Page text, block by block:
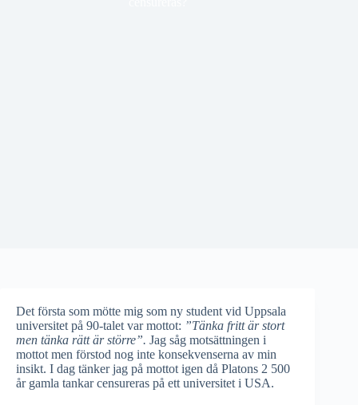
Det första som mötte mig som ny student vid Uppsala
universitet på 90-talet var mottot: ”Tänka fritt är stort
men tänka rätt är större”. Jag såg motsättningen i
mottot men förstod nog inte konsekvenserna av min
insikt. I dag tänker jag på mottot igen då Platons 2 500
år gamla tankar censureras på ett universitet i USA.